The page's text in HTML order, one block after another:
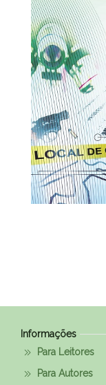
Informações
Para Leitores
Para Autores